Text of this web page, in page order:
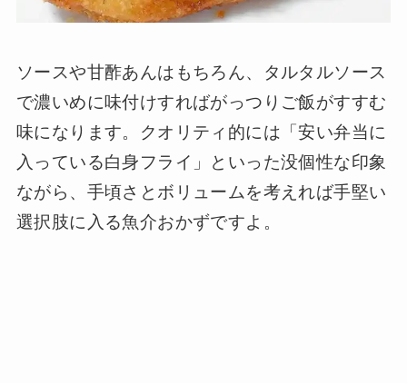
ソースや甘酢あんはもちろん、タルタルソース
で濃いめに味付けすればがっつりご飯がすすむ
味になります。クオリティ的には「安い弁当に
入っている白身フライ」といった没個性な印象
ながら、手頃さとボリュームを考えれば手堅い
選択肢に入る魚介おかずですよ。